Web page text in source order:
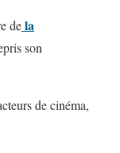
dela
son
de cinéma,